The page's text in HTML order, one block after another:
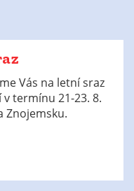
Vás na letní sraz
v termínu 21-23. 8.
Znojemsku.